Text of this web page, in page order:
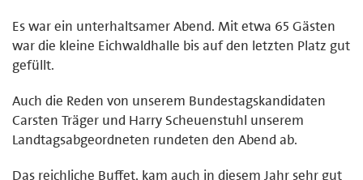
Es war ein unterhaltsamer Abend. Mit etwa 65 Gästen
war die kleine Eichwaldhalle bis auf den letzten Platz gut
gefüllt.
Auch die Reden von unserem Bundestagskandidaten
Carsten Träger und Harry Scheuenstuhl unserem
Landtagsabgeordneten rundeten den Abend ab.
Das reichliche Buffet, kam auch in diesem Jahr sehr gut